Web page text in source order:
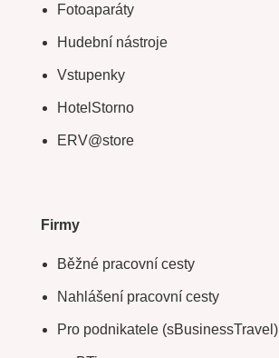
Fotoaparáty
Hudební nástroje
Vstupenky
HotelStorno
ERV@store
Firmy
Běžné pracovní cesty
Nahlášení pracovní cesty
Pro podnikatele (sBusinessTravel)